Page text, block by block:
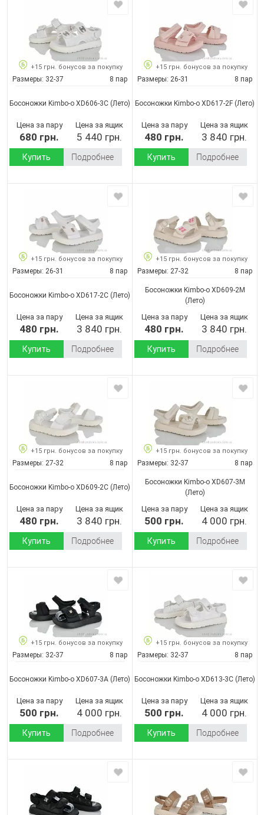
+15 грн. бонусов за покупку
Размеры: 32-37 8 пар
Босоножки Kimbo-o XD606-3C (Лето)
Цена за пару
680 грн.
Цена за ящик
5 440 грн.
Купить Подробнее
+15 грн. бонусов за покупку
Размеры: 26-31 8 пар
Босоножки Kimbo-o XD617-2F (Лето)
Цена за пару
480 грн.
Цена за ящик
3 840 грн.
Купить Подробнее
+15 грн. бонусов за покупку
Размеры: 26-31 8 пар
Босоножки Kimbo-o XD617-2C (Лето)
Цена за пару
480 грн.
Цена за ящик
3 840 грн.
Купить Подробнее
+15 грн. бонусов за покупку
Размеры: 27-32 8 пар
Босоножки Kimbo-o XD609-2M
(Лето)
Цена за пару
480 грн.
Цена за ящик
3 840 грн.
Купить Подробнее
+15 грн. бонусов за покупку
Размеры: 27-32 8 пар
Босоножки Kimbo-o XD609-2C (Лето)
Цена за пару
480 грн.
Цена за ящик
3 840 грн.
Купить Подробнее
+15 грн. бонусов за покупку
Размеры: 32-37 8 пар
Босоножки Kimbo-o XD607-3M
(Лето)
Цена за пару
500 грн.
Цена за ящик
4 000 грн.
Купить Подробнее
+15 грн. бонусов за покупку
Размеры: 32-37 8 пар
Босоножки Kimbo-o XD607-3A (Лето)
Цена за пару
500 грн.
Цена за ящик
4 000 грн.
Купить Подробнее
+15 грн. бонусов за покупку
Размеры: 32-37 8 пар
Босоножки Kimbo-o XD613-3C (Лето)
Цена за пару
500 грн.
Цена за ящик
4 000 грн.
Купить Подробнее